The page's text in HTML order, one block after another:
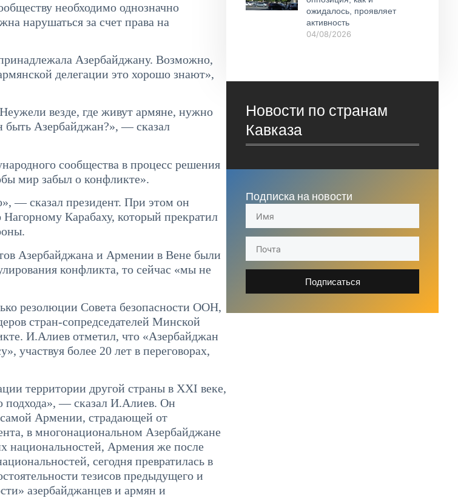
необходимо однозначно
нарушаться за счет права на
Азербайджану. Возможно,
делегации это хорошо знают»,
везде, где живут армяне, нужно
быть Азербайджан?», — сказал
сообщества в процесс решения
мир забыл о конфликте».
— сказал президент. При этом он
Карабаху, который прекратил
Азербайджана и Армении в Вене были
конфликта, то сейчас «мы не
резолюции Совета безопасности ООН,
стран-сопредседателей Минской
И.Алиев отметил, что «Азербайджан
участвуя более 20 лет в переговорах,
территории другой страны в XXI веке,
— сказал И.Алиев. Он
самой Армении, страдающей от
в многонациональном Азербайджане
национальностей, Армения же после
сегодня превратилась в
тезисов предыдущего и
азербайджанцев и армян и
ожидалось, проявляет
активность
04/08/2026
Новости по странам
Кавказа
Подписка на новости
Подписаться